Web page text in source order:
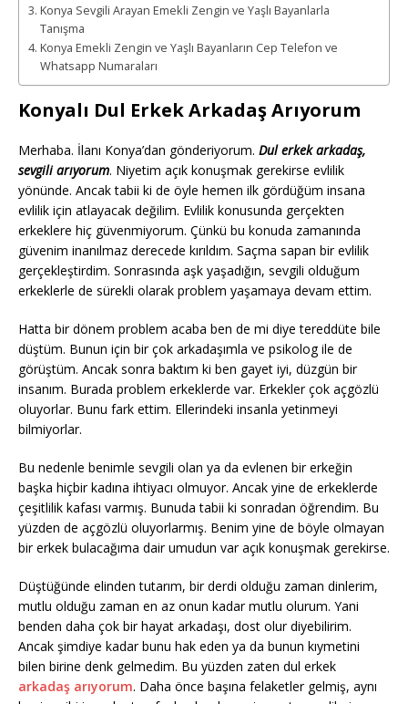
Konya Sevgili Arayan Emekli Zengin ve Yaşlı Bayanlarla
Tanışma
Konya Emekli Zengin ve Yaşlı Bayanların Cep Telefon ve
Whatsapp Numaraları
Konyalı Dul Erkek Arkadaş Arıyorum
Merhaba. İlanı Konya’dan gönderiyorum. Dul erkek arkadaş,
sevgili arıyorum. Niyetim açık konuşmak gerekirse evlilik
yönünde. Ancak tabii ki de öyle hemen ilk gördüğüm insana
evlilik için atlayacak değilim. Evlilik konusunda gerçekten
erkeklere hiç güvenmiyorum. Çünkü bu konuda zamanında
güvenim inanılmaz derecede kırıldım. Saçma sapan bir evlilik
gerçekleştirdim. Sonrasında aşk yaşadığın, sevgili olduğum
erkeklerle de sürekli olarak problem yaşamaya devam ettim.
Hatta bir dönem problem acaba ben de mi diye tereddüte bile
düştüm. Bunun için bir çok arkadaşımla ve psikolog ile de
görüştüm. Ancak sonra baktım ki ben gayet iyi, düzgün bir
insanım. Burada problem erkeklerde var. Erkekler çok açgözlü
oluyorlar. Bunu fark ettim. Ellerindeki insanla yetinmeyi
bilmiyorlar.
Bu nedenle benimle sevgili olan ya da evlenen bir erkeğin
başka hiçbir kadına ihtiyacı olmuyor. Ancak yine de erkeklerde
çeşitlilik kafası varmış. Bunuda tabii ki sonradan öğrendim. Bu
yüzden de açgözlü oluyorlarmış. Benim yine de böyle olmayan
bir erkek bulacağıma dair umudun var açık konuşmak gerekirse.
Düştüğünde elinden tutarım, bir derdi olduğu zaman dinlerim,
mutlu olduğu zaman en az onun kadar mutlu olurum. Yani
benden daha çok bir hayat arkadaşı, dost olur diyebilirim.
Ancak şimdiye kadar bunu hak eden ya da bunun kıymetini
bilen birine denk gelmedim. Bu yüzden zaten dul erkek
arkadaş arıyorum. Daha önce başına felaketler gelmiş, aynı